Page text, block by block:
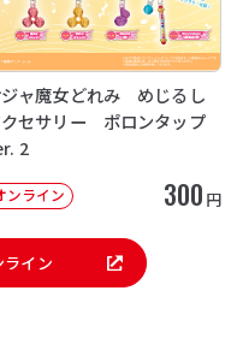
ャ魔女どれみ めじるし
セサリー ポロンタップ
2
ンライン 300 円
ライン